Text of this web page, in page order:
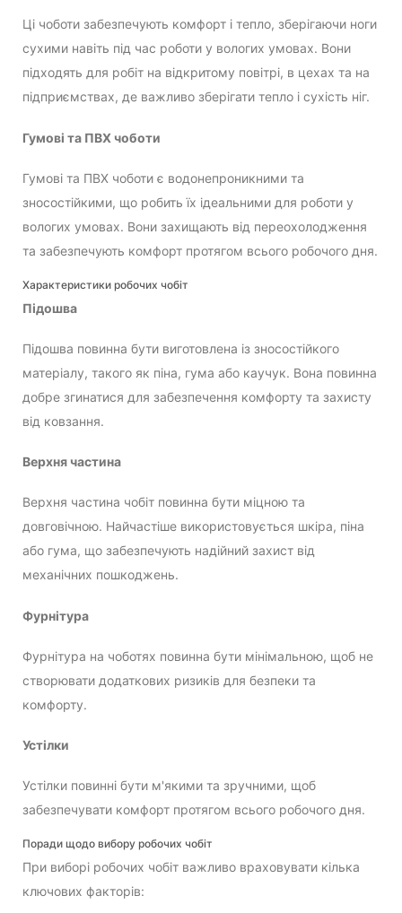
Ці чоботи забезпечують комфорт і тепло, зберігаючи ноги
сухими навіть під час роботи у вологих умовах. Вони
підходять для робіт на відкритому повітрі, в цехах та на
підприємствах, де важливо зберігати тепло і сухість ніг.
Гумові та ПВХ чоботи
Гумові та ПВХ чоботи є водонепроникними та
зносостійкими, що робить їх ідеальними для роботи у
вологих умовах. Вони захищають від переохолодження
та забезпечують комфорт протягом всього робочого дня.
Характеристики робочих чобіт
Підошва
Підошва повинна бути виготовлена із зносостійкого
матеріалу, такого як піна, гума або каучук. Вона повинна
добре згинатися для забезпечення комфорту та захисту
від ковзання.
Верхня частина
Верхня частина чобіт повинна бути міцною та
довговічною. Найчастіше використовується шкіра, піна
або гума, що забезпечують надійний захист від
механічних пошкоджень.
Фурнітура
Фурнітура на чоботях повинна бути мінімальною, щоб не
створювати додаткових ризиків для безпеки та
комфорту.
Устілки
Устілки повинні бути м'якими та зручними, щоб
забезпечувати комфорт протягом всього робочого дня.
Поради щодо вибору робочих чобіт
При виборі робочих чобіт важливо враховувати кілька
ключових факторів: